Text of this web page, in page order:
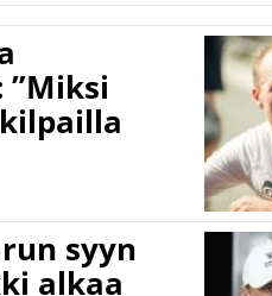
syyn
alkaa